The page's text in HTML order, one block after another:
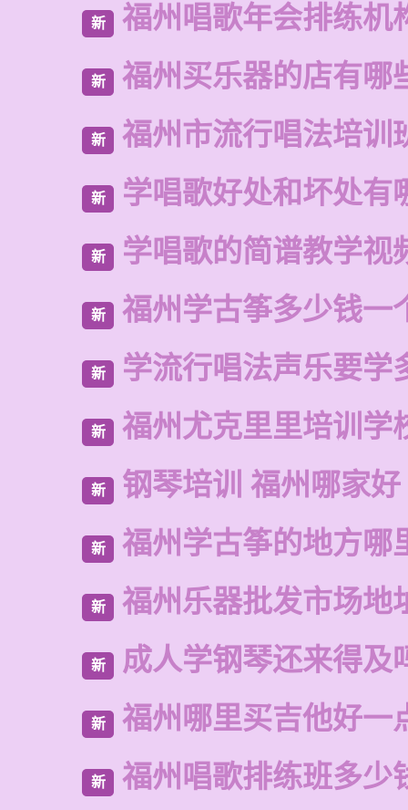
新 福州唱歌年会排练机
新 福州买乐器的店有哪
新 福州市流行唱法培训
新 学唱歌好处和坏处有
新 学唱歌的简谱教学视
新 福州学古筝多少钱一
新 学流行唱法声乐要学
新 福州尤克里里培训学
新 钢琴培训 福州哪家好
新 福州学古筝的地方哪
新 福州乐器批发市场地
新 成人学钢琴还来得及
新 福州哪里买吉他好一
新 福州唱歌排练班多少